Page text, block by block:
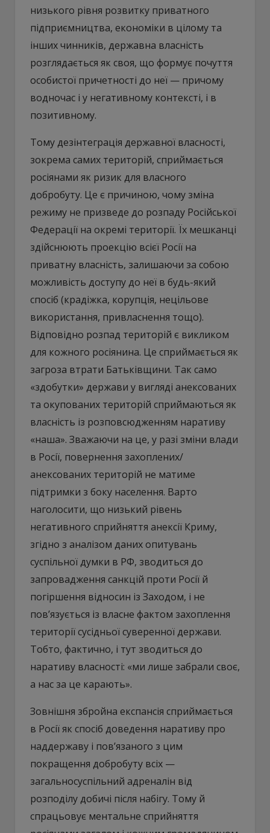
низького рівня розвитку приватного
підприємництва, економіки в цілому та
інших чинників, державна власність
розглядається як своя, що формує почуття
особистої причетності до неї — причому
водночас і у негативному контексті, і в
позитивному.
Тому дезінтеграція державної власності,
зокрема самих територій, сприймається
росіянами як ризик для власного
добробуту. Це є причиною, чому зміна
режиму не призведе до розпаду Російської
Федерації на окремі території. Їх мешканці
здійснюють проекцію всієї Росії на
приватну власність, залишаючи за собою
можливість доступу до неї в будь-який
спосіб (крадіжка, корупція, нецільове
використання, привласнення тощо).
Відповідно розпад територій є викликом
для кожного росіянина. Це сприймається як
загроза втрати Батьківщини. Так само
«здобутки» держави у вигляді анексованих
та окупованих територій сприймаються як
власність із розповсюдженням наративу
«наша». Зважаючи на це, у разі зміни влади
в Росії, повернення захоплених/
анексованих територій не матиме
підтримки з боку населення. Варто
наголосити, що низький рівень
негативного сприйняття анексії Криму,
згідно з аналізом даних опитувань
суспільної думки в РФ, зводиться до
запровадження санкцій проти Росії й
погіршення відносин із Заходом, і не
пов’язується із власне фактом захоплення
території сусідньої суверенної держави.
Тобто, фактично, і тут зводиться до
наративу власності: «ми лише забрали своє,
а нас за це карають».
Зовнішня збройна експансія сприймається
в Росії як спосіб доведення наративу про
наддержаву і пов’язаного з цим
покращення добробуту всіх —
загальносуспільний адреналін від
розподілу добичі після набігу. Тому й
спрацьовує ментальне сприйняття